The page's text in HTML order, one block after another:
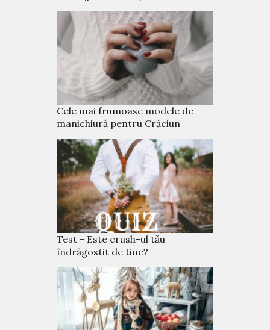
Cele mai frumoase modele de
manichiură pentru Crăciun
Test - Este crush-ul tău
îndrăgostit de tine?